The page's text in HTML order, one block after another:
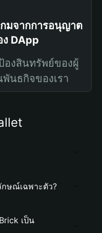
มจากการอนุญาต
DApp
องสินทรัพย์ของผู้
นธกิจของเรา
กษณ์เฉพาะตัว?
เป็น